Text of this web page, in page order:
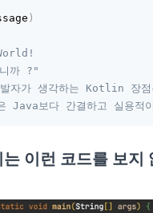
)
까 ?"
가 생각하는 Kotlin 장점
보다 간결하고 실용적이
이런 코드를 보지